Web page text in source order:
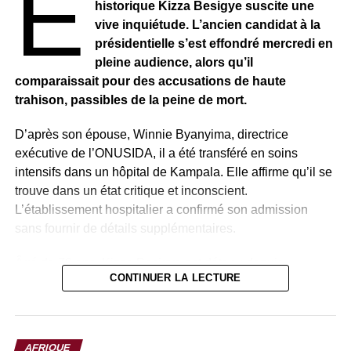
probable toute concession à court terme.
Depuis avril 2023, le conflit entre les SAF et les RSF a
causé des dizaines de milliers de morts et entraîné le
déplacement de millions de personnes. Selon
l’Organisation des Nations unies, près de 33,7 millions de
année, illustrant l’ampleur de la crise.
historique Kizza Besigye suscite une
vive inquiétude. L’ancien candidat à la
présidentielle s’est effondré mercredi en
pleine audience, alors qu’il
comparaissait pour des accusations de haute
trahison, passibles de la peine de mort.
D’après son épouse, Winnie Byanyima, directrice
exécutive de l’ONUSIDA, il a été transféré en soins
intensifs dans un hôpital de Kampala. Elle affirme qu’il se
trouve dans un état critique et inconscient.
L’établissement hospitalier a confirmé son admission
sans fournir de détails supplémentaires.
Âgé de 70 ans, Kizza Besigye est détenu depuis
plusieurs mois. Ancien médecin personnel du président
comme l’une des principales figures de l’opposition,
dénonçant régulièrement les dérives autoritaires du
CONTINUER LA LECTURE
AFRIQUE